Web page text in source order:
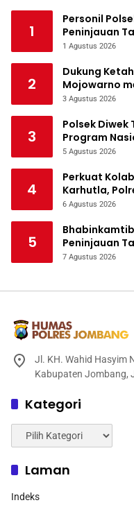
1
Personil
Peninjauan
Ketahanan
1 Agustus 2026
2
Dukung
Mojowarno
Tanaman
3 Agustus 2026
3
Polsek Diwek
Program
5 Agustus 2026
4
Perkuat
Karhutla,
Bencana
6 Agustus 2026
5
Peninjauan
Mendukung
7 Agustus 2026
Jl. KH. Wahid Hasyim
Kabupaten Jombang,
Kategori
Kategori
Laman
Indeks